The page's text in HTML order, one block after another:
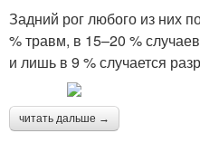
Задний рог любого из них
% травм, в 15–20 %
и лишь в 9 % случается
читать дальше →